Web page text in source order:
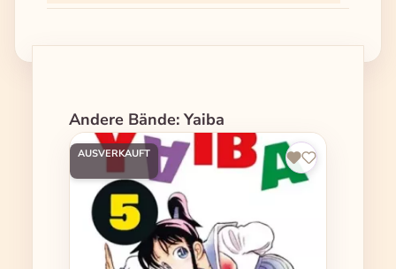
Produktgalerie überspringen
Andere Bände: Yaiba
AUSVERKAUFT